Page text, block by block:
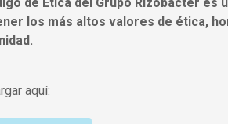
los más altos valores de ética,
aquí: